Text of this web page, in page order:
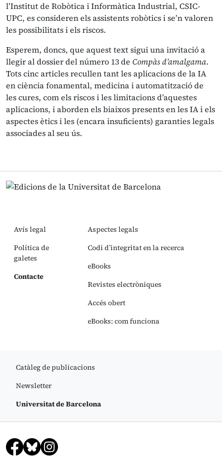
l’Institut de Robòtica i Informàtica Industrial, CSIC-
UPC, es consideren els assistents robòtics i se’n valoren
les possibilitats i els riscos.
Esperem, doncs, que aquest text sigui una invitació a
llegir al dossier del número 13 de Compàs d’amalgama.
Tots cinc articles recullen tant les aplicacions de la IA
en ciència fonamental, medicina i automatització de
les cures, com els riscos i les limitacions d’aquestes
aplicacions, i aborden els biaixos presents en les IA i els
aspectes ètics i les (encara insuficients) garanties legals
associades al seu ús.
Avís legal
Política de
galetes
Contacte
Aspectes legals
Codi d’integritat en la recerca
eBooks
Revistes electròniques
Accés obert
eBooks: com funciona
Catàleg de publicacions
Newsletter
Universitat de Barcelona